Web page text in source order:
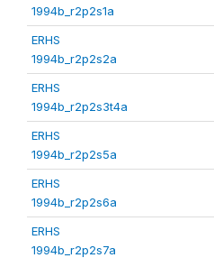
1994b_r2p2s1a
ERHS
1994b_r2p2s2a
ERHS
1994b_r2p2s3t4a
ERHS
1994b_r2p2s5a
ERHS
1994b_r2p2s6a
ERHS
1994b_r2p2s7a